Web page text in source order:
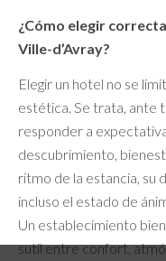
¿Cómo elegir
Ville-d’Avray?
Elegir un hotel no se
estética. Se trata, ante
responder a
descubrimiento,
ritmo de la estancia, su
incluso el estado de
Un establecimiento
sutil entre confort,